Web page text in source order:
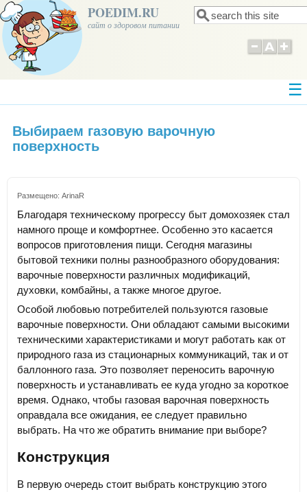
POEDIM.RU
сайт о здоровом питании Форма поиска
Поиск
Выбираем газовую варочную
поверхность
Размещено: ArinaR
Благодаря техническому прогрессу быт домохозяек стал
намного проще и комфортнее. Особенно это касается
вопросов приготовления пищи. Сегодня магазины
бытовой техники полны разнообразного оборудования:
варочные поверхности различных модификаций,
духовки, комбайны, а также многое другое.
Особой любовью потребителей пользуются газовые
варочные поверхности. Они обладают самыми высокими
техническими характеристиками и могут работать как от
природного газа из стационарных коммуникаций, так и от
баллонного газа. Это позволяет переносить варочную
поверхность и устанавливать ее куда угодно за короткое
время. Однако, чтобы газовая варочная поверхность
оправдала все ожидания, ее следует правильно
выбрать. На что же обратить внимание при выборе?
Конструкция
В первую очередь стоит выбрать конструкцию этого